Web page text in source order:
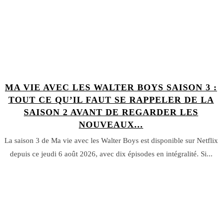
MA VIE AVEC LES WALTER BOYS SAISON 3 :
TOUT CE QU’IL FAUT SE RAPPELER DE LA
SAISON 2 AVANT DE REGARDER LES
NOUVEAUX...
La saison 3 de Ma vie avec les Walter Boys est disponible sur Netflix
depuis ce jeudi 6 août 2026, avec dix épisodes en intégralité. Si...